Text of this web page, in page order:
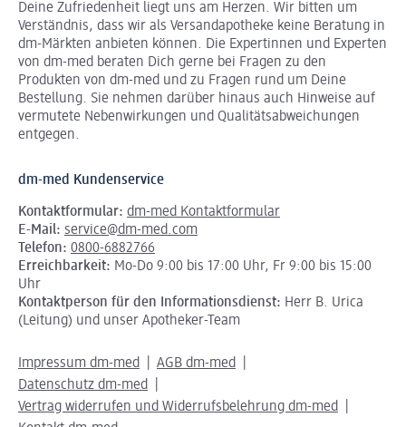
Deine Zufriedenheit liegt uns am Herzen. Wir bitten um
Verständnis, dass wir als Versandapotheke keine Beratung in
dm-Märkten anbieten können. Die Expertinnen und Experten
von dm-med beraten Dich gerne bei Fragen zu den
Produkten von dm-med und zu Fragen rund um Deine
Bestellung. Sie nehmen darüber hinaus auch Hinweise auf
vermutete Nebenwirkungen und Qualitätsabweichungen
entgegen.
dm-med Kundenservice
Kontaktformular: dm-med Kontaktformular
E-Mail: service@dm-med.com
Telefon: 0800-6882766
Erreichbarkeit: Mo-Do 9:00 bis 17:00 Uhr, Fr 9:00 bis 15:00
Uhr
Kontaktperson für den Informationsdienst: Herr B. Urica
(Leitung) und unser Apotheker-Team
Impressum dm-med
AGB dm-med
Datenschutz dm-med
Vertrag widerrufen und Widerrufsbelehrung dm-med